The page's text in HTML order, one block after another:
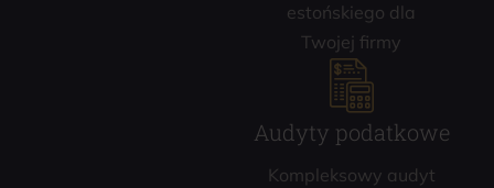
estońskiego dla
Twojej firmy
Audyty podatkowe
Kompleksowy audyt